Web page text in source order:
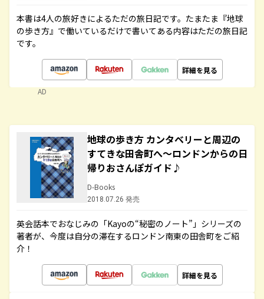
本書は4人の旅好きによるただの旅日記です。たまたま『地球
の歩き方』で働いているだけで書いてある内容はただの旅日記
です。
詳細を見る
AD
地球の歩き方 カンタベリーと周辺の
すてきな田舎町へ～ロンドンからの日
帰りおさんぽガイド♪
D-Books
2018.07.26 発売
英会話本でおなじみの「Kayoの“秘密のノート”」シリーズの
著者が、今度は自分の滞在するロンドン南東の田舎町をご紹
介！
詳細を見る